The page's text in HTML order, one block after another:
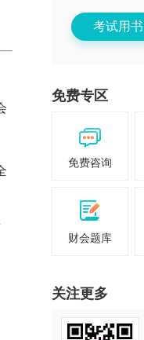
考试用书
免费专区
免费咨询
财会题库
关注更多